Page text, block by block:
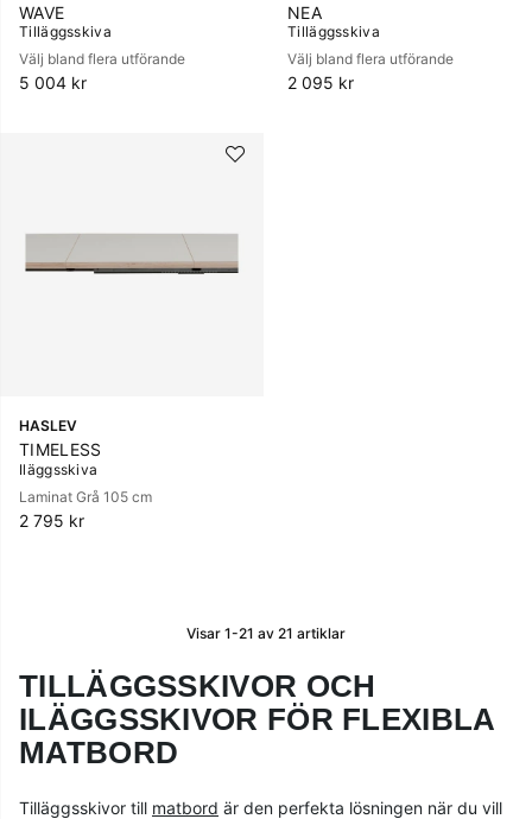
WAVE
Tilläggsskiva
Välj bland flera utförande
5 004 kr
NEA
Tilläggsskiva
Välj bland flera utförande
2 095 kr
HASLEV
TIMELESS
Iläggsskiva
Laminat Grå 105 cm
2 795 kr
Visar 1-21 av 21 artiklar
TILLÄGGSSKIVOR OCH
ILÄGGSSKIVOR FÖR FLEXIBLA
MATBORD
Tilläggsskivor till matbord är den perfekta lösningen när du vill